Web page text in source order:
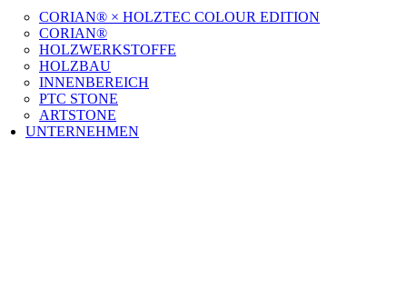
CORIAN® × HOLZTEC COLOUR EDITION
CORIAN®
HOLZWERKSTOFFE
HOLZBAU
INNENBEREICH
PTC STONE
ARTSTONE
UNTERNEHMEN